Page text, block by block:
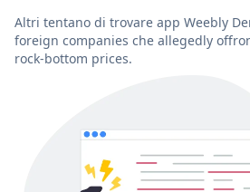
Altri tentano di trovare app Weebly
foreign companies che allegedly
rock-bottom prices.